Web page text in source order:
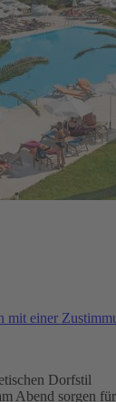
mit einer
Dorfstil
Abend sorgen